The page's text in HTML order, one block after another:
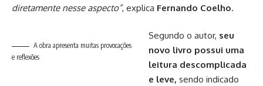
diretamente nesse aspecto”, explica Fernando Coelho.
A obra apresenta muitas provocações
e reflexões
Segundo o autor, seu
novo livro possui uma
leitura descomplicada
e leve, sendo indicado